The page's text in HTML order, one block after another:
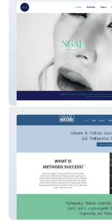
NGAJ Photography
Methods Success